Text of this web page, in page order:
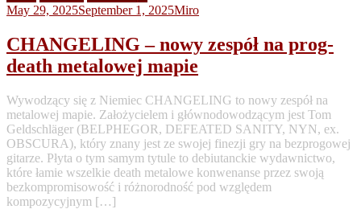
May 29, 2025September 1, 2025Miro
CHANGELING – nowy zespół na prog-
death metalowej mapie
Wywodzący się z Niemiec CHANGELING to nowy zespół na
metalowej mapie. Założycielem i głównodowodzącym jest Tom
Geldschläger (BELPHEGOR, DEFEATED SANITY, NYN, ex.
OBSCURA), który znany jest ze swojej finezji gry na bezprogowej
gitarze. Płyta o tym samym tytule to debiutanckie wydawnictwo,
które łamie wszelkie death metalowe konwenanse przez swoją
bezkompromisowość i różnorodność pod względem
kompozycyjnym […]